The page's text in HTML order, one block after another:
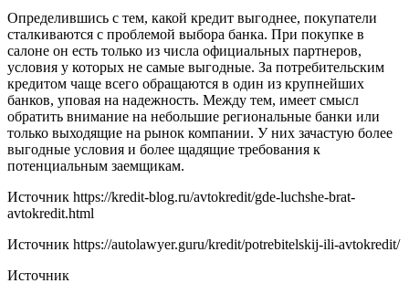
Определившись с тем, какой кредит выгоднее, покупатели
сталкиваются с проблемой выбора банка. При покупке в
салоне он есть только из числа официальных партнеров,
условия у которых не самые выгодные. За потребительским
кредитом чаще всего обращаются в один из крупнейших
банков, уповая на надежность. Между тем, имеет смысл
обратить внимание на небольшие региональные банки или
только выходящие на рынок компании. У них зачастую более
выгодные условия и более щадящие требования к
потенциальным заемщикам.
Источник https://kredit-blog.ru/avtokredit/gde-luchshe-brat-
avtokredit.html
Источник https://autolawyer.guru/kredit/potrebitelskij-ili-avtokredit/
Источник